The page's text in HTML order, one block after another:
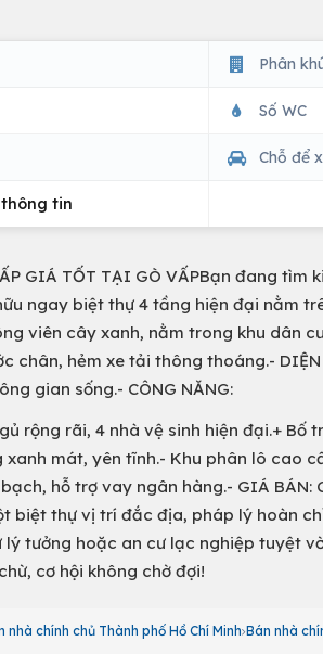
Phân
Số WC
Chỗ để
tin
GIÁ TỐT TẠI GÒ VẤPBạn đang
ngay biệt thự 4 tầng hiện đại nằm
viên cây xanh, nằm trong khu dân
chân, hẻm xe tải thông thoáng.-
gian sống.- CÔNG NĂNG:
rộng rãi, 4 nhà vệ sinh hiện đại.+ Bố
mát, yên tĩnh.- Khu phân lô cao
bạch, hỗ trợ vay ngân hàng.- GIÁ
biệt thự vị trí đắc địa, pháp lý hoàn
tưởng hoặc an cư lạc nghiệp tuyệt
cơ hội không chờ đợi!
nhà chính chủ Thành phố Hồ Chí Minh Bán nhà